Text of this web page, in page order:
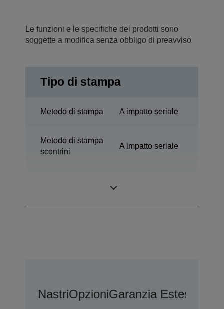
Le funzioni e le specifiche dei prodotti sono
soggette a modifica senza obbligo di preavviso
Tipo di stampa
Metodo di stampa A impatto seriale
Metodo di stampa
scontrini
A impatto seriale
NastriOpzioniGaranzia Estesa